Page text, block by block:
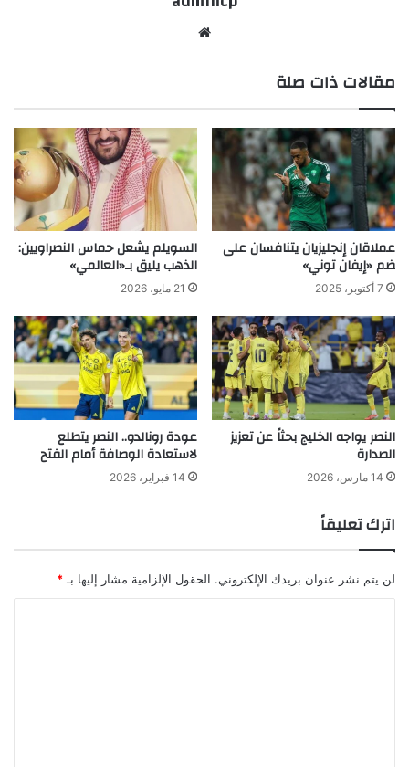
مقالات ذات صلة
عملاقان إنجليزيان يتنافسان على
ضم «إيفان توني»
7 أكتوبر، 2025
السويلم يشعل حماس النصراويين:
الذهب يليق بـ«العالمي»
21 مايو، 2026
النصر يواجه الخليج بحثاً عن تعزيز
الصدارة
14 مارس، 2026
عودة رونالدو.. النصر يتطلع
لاستعادة الوصافة أمام الفتح
14 فبراير، 2026
اترك تعليقاً
لن يتم نشر عنوان بريدك الإلكتروني. الحقول الإلزامية مشار إليها بـ *